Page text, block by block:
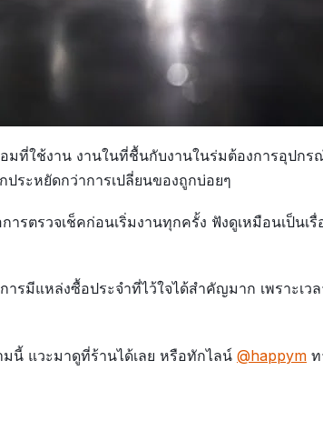
มที่ใช้งาน งานในที่ชื้นกับงานในร่มต้องการอุปก
ระหยัดกว่าการเปลี่ยนของถูกบ่อยๆ
รตรวจเช็คก่อนเริ่มงานทุกครั้ง ฟังดูเหมือนเป็นเรื่
รมีแหล่งซื้อประจำที่ไว้ใจได้สำคัญมาก เพราะเ
นี้ แวะมาดูที่ร้านได้เลย หรือทักไลน์ @happym ท